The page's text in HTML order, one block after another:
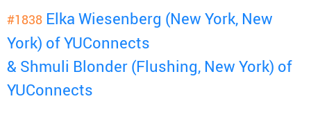
#1838 Elka Wiesenberg (New York, New
York) of YUConnects
& Shmuli Blonder (Flushing, New York) of
YUConnects